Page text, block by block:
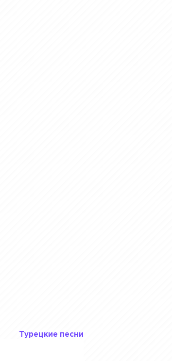
Турецкие песни